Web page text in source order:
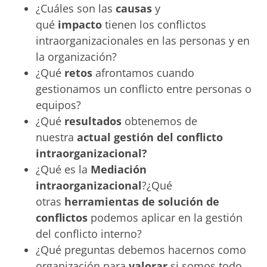
¿Cuáles son las causas y
qué impacto tienen los conflictos
intraorganizacionales en las personas y en
la organización?
¿Qué retos afrontamos cuando
gestionamos un conflicto entre personas o
equipos?
¿Qué resultados obtenemos de
nuestra actual gestión del conflicto
intraorganizacional?
¿Qué es la Mediación
intraorganizacional?¿Qué
otras herramientas de solución de
conflictos podemos aplicar en la gestión
del conflicto interno?
¿Qué preguntas debemos hacernos como